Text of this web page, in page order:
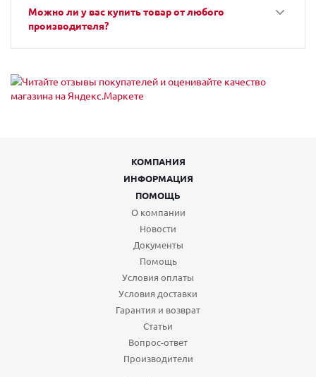
Можно ли у вас купить товар от любого
производителя?
КОМПАНИЯ
ИНФОРМАЦИЯ
ПОМОЩЬ
О компании
Новости
Документы
Помощь
Условия оплаты
Условия доставки
Гарантия и возврат
Статьи
Вопрос-ответ
Производители